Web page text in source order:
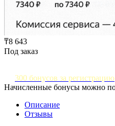
₸8 643
Под заказ
300 бонусов за регистрацию
Начисленные бонусы можно
Описание
Отзывы